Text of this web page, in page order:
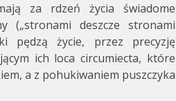
za rdzeń życia świadome
(„stronami deszcze stronami
pędzą życie, przez precyzję
ich loca circumiecta, które
a z pohukiwaniem puszczyka